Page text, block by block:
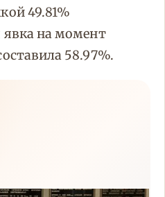
49.81%
на момент
58.97%.